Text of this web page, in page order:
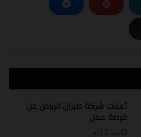
أعلنت شركة طيران الرياض عن
فرصة عمل